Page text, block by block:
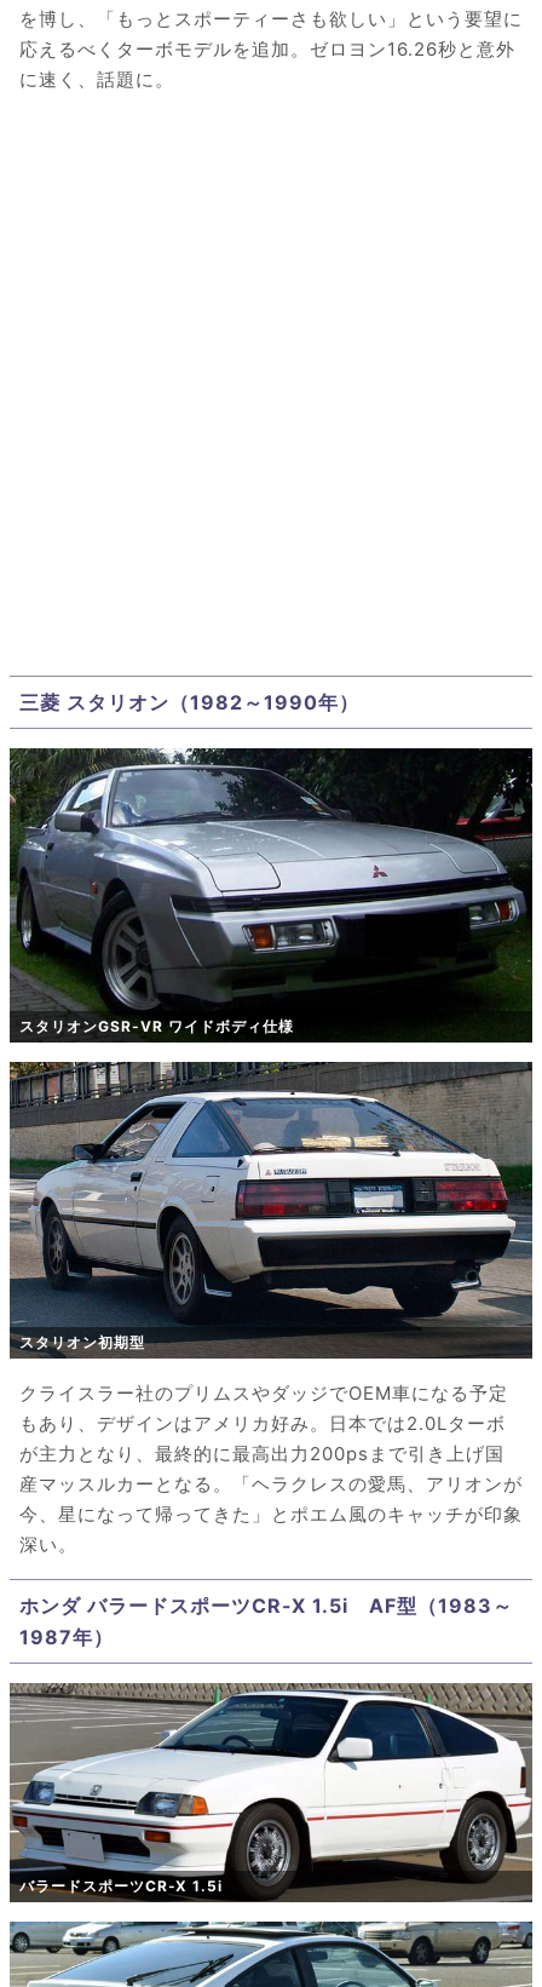
を博し、「もっとスポーティーさも欲しい」という要望に
応えるべくターボモデルを追加。ゼロヨン16.26秒と意外
に速く、話題に。
三菱 スタリオン（1982～1990年）
スタリオンGSR-VR ワイドボディ仕様
スタリオン初期型
クライスラー社のプリムスやダッジでOEM車になる予定
もあり、デザインはアメリカ好み。日本では2.0Lターボ
が主力となり、最終的に最高出力200psまで引き上げ国
産マッスルカーとなる。「ヘラクレスの愛馬、アリオンが
今、星になって帰ってきた」とポエム風のキャッチが印象
深い。
ホンダ バラードスポーツCR-X 1.5i AF型（1983～
1987年）
バラードスポーツCR-X 1.5i